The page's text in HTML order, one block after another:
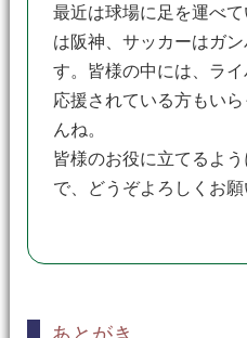
最近は球場に足を運べ
は阪神、サッカーはガ
す。皆様の中には、ラ
応援されている方もい
んね。
皆様のお役に立てるよ
で、どうぞよろしくお願